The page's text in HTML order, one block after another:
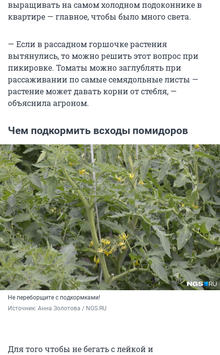
выращивать на самом холодном подоконнике в
квартире — главное, чтобы было много света.
— Если в рассадном горшочке растения
вытянулись, то можно решить этот вопрос при
пикировке. Томаты можно заглублять при
рассаживании по самые семядольные листы —
растение может давать корни от стебля, —
объяснила агроном.
Чем подкормить всходы помидоров
Не переборщите с подкормками!
Источник: Анна Золотова / NGS.RU
Для того чтобы не бегать с лейкой и